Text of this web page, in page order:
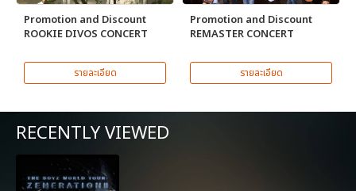
Promotion and Discount
ROOKIE DIVOS CONCERT
รายละเอียด
Promotion and Discount
REMASTER CONCERT
รายละเอียด
RECENTLY VIEWED